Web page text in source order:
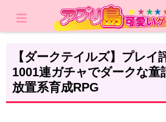
レビュー RPG
【ダークテイルズ】プレイ
1001連ガチャでダークな童
放置系育成RPG